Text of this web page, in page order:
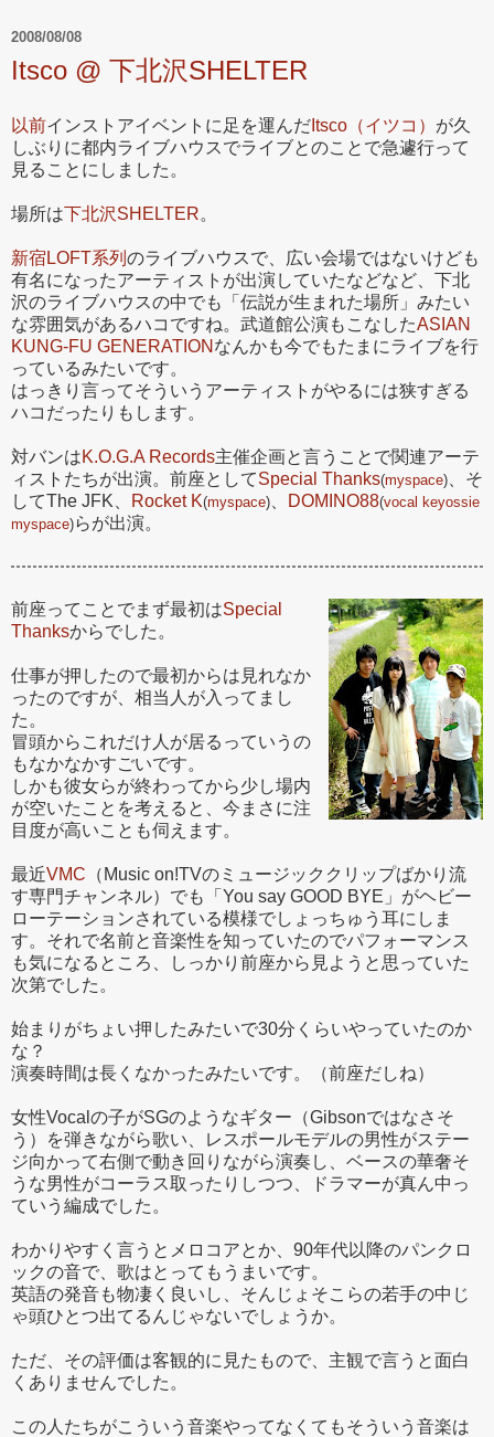
2008/08/08
Itsco @ 下北沢SHELTER
以前インストアイベントに足を運んだ Itsco（イツコ） が久
しぶりに都内ライブハウスでライブとのことで急遽行って
見ることにしました。
場所は下北沢SHELTER。
新宿LOFT系列 のライブハウスで、広い会場ではないけども
有名になったアーティストが出演していたなどなど、下北
沢のライブハウスの中でも「伝説が生まれた場所」みたい
な雰囲気があるハコですね。武道館公演もこなしたASIAN
KUNG-FU GENERATION なんかも今でもたまにライブを行
っているみたいです。
はっきり言ってそういうアーティストがやるには狭すぎる
ハコだったりもします。
対バンはK.O.G.A Records主催企画と言うことで関連アーテ
ィストたちが出演。前座としてSpecial Thanks(myspace) 、そ
してThe JFK、
Rocket K(myspace) DOMINO88(vocal keyossie
myspace)らが出演。
前座ってことでまず最初はSpecial
Thanksからでした。
仕事が押したので最初からは見れなか
ったのですが、相当人が入ってまし
た。
冒頭からこれだけ人が居るっていうの
もなかなかすごいです。
しかも彼女らが終わってから少し場内
が空いたことを考えると、今まさに注
目度が高いことも伺えます。
最近VMC （Music on!TVのミュージッククリップばかり流
す専門チャンネル）でも「You say GOOD BYE」がヘビー
ローテーションされている模様でしょっちゅう耳にしま
す。それで名前と音楽性を知っていたのでパフォーマンス
も気になるところ、しっかり前座から見ようと思っていた
次第でした。
始まりがちょい押したみたいで30分くらいやっていたのか
な？
演奏時間は長くなかったみたいです。（前座だしね）
女性Vocalの子がSGのようなギター（Gibsonではなさそ
う）を弾きながら歌い、レスポールモデルの男性がステー
ジ向かって右側で動き回りながら演奏し、ベースの華奢そ
うな男性がコーラス取ったりしつつ、ドラマーが真ん中っ
ていう編成でした。
わかりやすく言うとメロコアとか、90年代以降のパンクロ
ックの音で、歌はとってもうまいです。
英語の発音も物凄く良いし、そんじょそこらの若手の中じ
ゃ頭ひとつ出てるんじゃないでしょうか。
ただ、その評価は客観的に見たもので、主観で言うと面白
くありませんでした。
この人たちがこういう音楽やってなくてもそういう音楽は